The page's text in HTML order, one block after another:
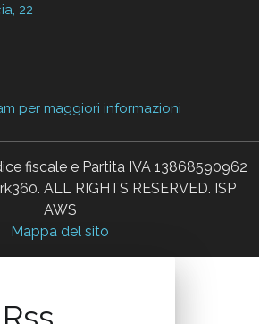
22
per maggiori informazioni
fiscale e Partita IVA 13868590962
ALL RIGHTS RESERVED. ISP
AWS
Mappa del sito